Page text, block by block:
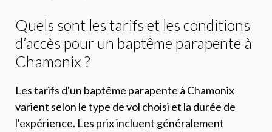
Quels sont les tarifs et les conditions
d’accès pour un baptême parapente à
Chamonix ?
Les tarifs d'un baptême parapente à Chamonix
varient selon le type de vol choisi et la durée de
l'expérience. Les prix incluent généralement